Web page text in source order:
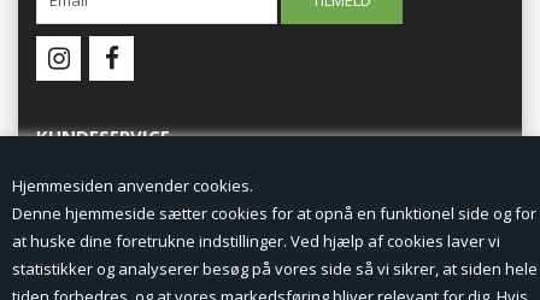
Hjemmesiden anvender cookies.
Denne hjemmeside sætter cookies for at opnå en funktionel side og for
at huske dine foretrukne indstillinger. Ved hjælp af cookies laver vi
statistikker og analyserer besøg på vores side så vi sikrer, at siden hele
KUNDESERVICE
Forside
Min Konto